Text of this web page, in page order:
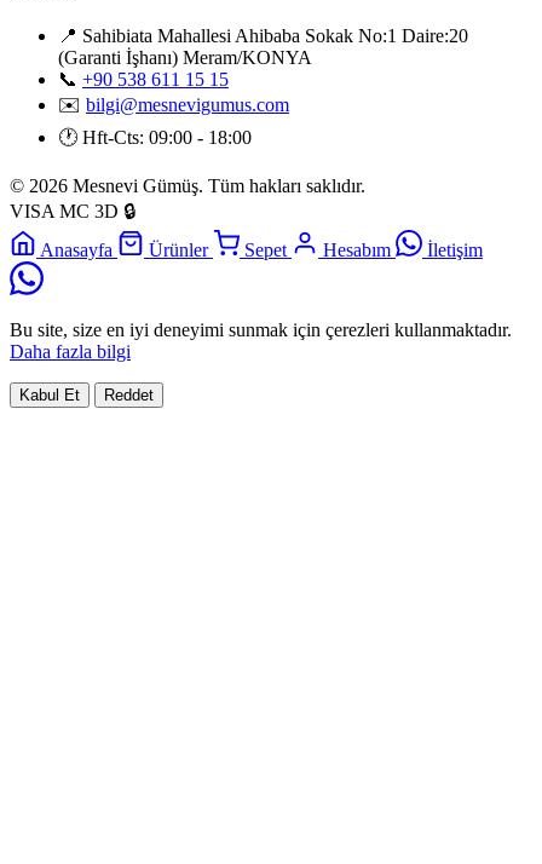
📍 Sahibiata Mahallesi Ahibaba Sokak No:1 Daire:20
(Garanti İşhanı) Meram/KONYA
📞 +90 538 611 15 15
✉️ bilgi@mesnevigumus.com
🕐 Hft-Cts: 09:00 - 18:00
© 2026 Mesnevi Gümüş. Tüm hakları saklıdır.
VISA MC 3D 🔒
Anasayfa
Ürünler Sepet Hesabım İletişim
Bu site, size en iyi deneyimi sunmak için çerezleri kullanmaktadır.
Daha fazla bilgi
Kabul Et Reddet